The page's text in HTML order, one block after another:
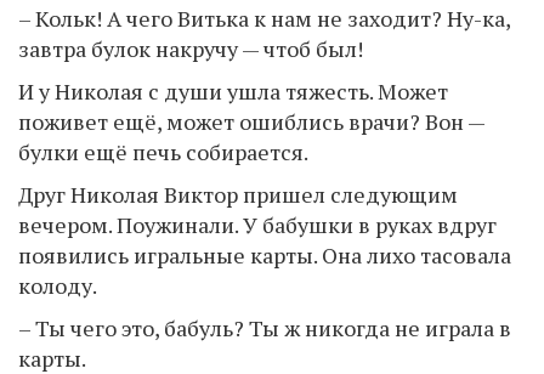
– Кольк! А чего Витька к нам не заходит? Ну-ка,
завтра булок накручу — чтоб был!
И у Николая с души ушла тяжесть. Может
поживет ещё, может ошиблись врачи? Вон —
булки ещё печь собирается.
Друг Николая Виктор пришел следующим
вечером. Поужинали. У бабушки в руках вдруг
появились игральные карты. Она лихо тасовала
колоду.
– Ты чего это, бабуль? Ты ж никогда не играла в
карты.